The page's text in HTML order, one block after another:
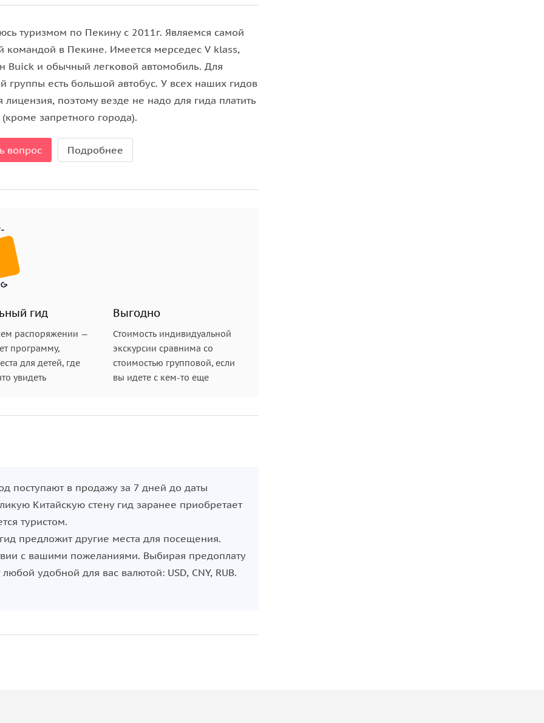
и Цин— об их мечтах, страхах и мудрости,
всего мира. Мы поговорим о тайных ходах,
власть, философия и повседневная жизнь.
и многовековая традиция. В уютномчайном
различные сорта китайского чая. К этому
чайного напитка. После церемонии вы
из самых популярных блюд китайской кухни —
с одним из самых грандиозных
Вы отправитесь на
Узнаете, как и зачем строили стену,
она хранит и какие легенды о ней существуют. И,
туризмом по Пекину с 2011г. Являемся самой
командой в Пекине. Имеется мерседес V klass,
Buick и обычный легковой автомобиль. Для
группы есть большой автобус. У всех наших гидов
лицензия, поэтому везде не надо для гида платить
(кроме запретного города).
вопрос Подробнее
гид
распоряжении —
программу,
для детей, где
увидеть
Выгодно
Стоимость индивидуальной
экскурсии сравнима со
стоимостью групповой, если
вы идете с кем-то еще
поступают в продажу за 7 дней до даты
Китайскую стену гид заранее приобретает
туристом.
предложит другие места для посещения.
с вашими пожеланиями. Выбирая предоплату
удобной для вас валютой: USD, CNY, RUB.